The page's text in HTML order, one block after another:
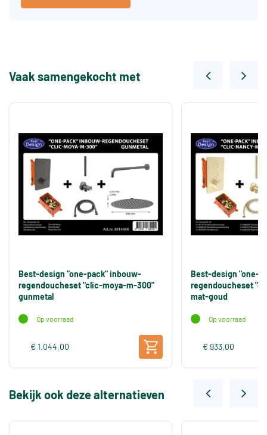
Vaak samengekocht met
Best-design "one-pack" inbouw-
regendoucheset "clic-moya-m-300"
gunmetal
Op voorraad
€ 1.044,00
Best-design "one-
regendoucheset
mat-goud
Op voorraad
€ 933,00
Bekijk ook deze alternatieven